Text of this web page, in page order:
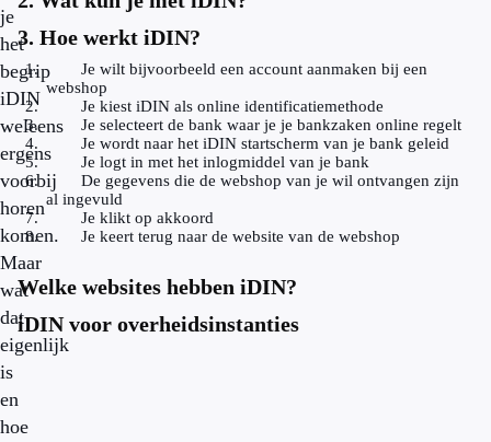
je
het
begrip
iDIN
weleens
ergens
voorbij
horen
komen.
Maar
wat
dat
eigenlijk
is
en
hoe
3. Hoe werkt iDIN?
Je wilt bijvoorbeeld een account aanmaken bij een
webshop
Je kiest iDIN als online identificatiemethode
Je selecteert de bank waar je je bankzaken online regelt
Je wordt naar het iDIN startscherm van je bank geleid
Je logt in met het inlogmiddel van je bank
De gegevens die de webshop van je wil ontvangen zijn
al ingevuld
Je klikt op akkoord
Je keert terug naar de website van de webshop
Welke websites hebben iDIN?
iDIN voor overheidsinstanties